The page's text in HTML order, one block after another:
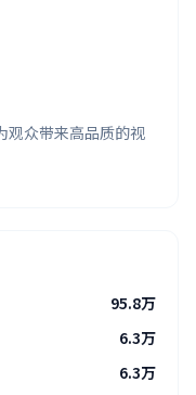
观众带来高品质的视
95.8万
6.3万
6.3万